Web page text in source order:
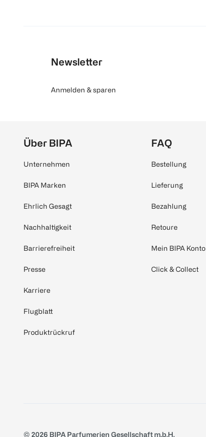
Newsletter
Anmelden & sparen
Über BIPA
Unternehmen
BIPA Marken
Ehrlich Gesagt
Nachhaltigkeit
Barrierefreiheit
Presse
Karriere
Flugblatt
Produktrückruf
FAQ
Bestellung
Lieferung
Bezahlung
Retoure
Mein BIPA Konto
Click & Collect
© 2026 BIPA Parfumerien Gesellschaft m.b.H.